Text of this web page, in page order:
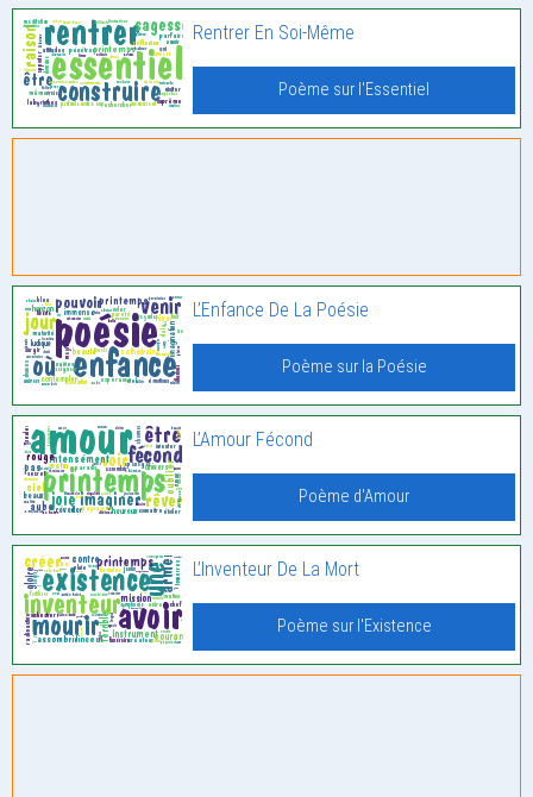
Rentrer En Soi-Même
Poème sur l'Essentiel
L’Enfance De La Poésie
Poème sur la Poésie
L’Amour Fécond
Poème d'Amour
L’Inventeur De La Mort
Poème sur l'Existence